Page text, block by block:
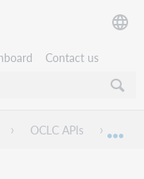
Contact us
verbergen
OCLC APIs